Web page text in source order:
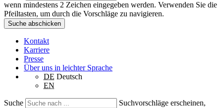
wenn mindestens 2 Zeichen eingegeben werden. Verwenden Sie die
Pfeiltasten, um durch die Vorschläge zu navigieren.
Suche abschicken
Kontakt
Karriere
Presse
Über uns in leichter Sprache
DE Deutsch
EN
Suche
Suchvorschläge erscheinen,